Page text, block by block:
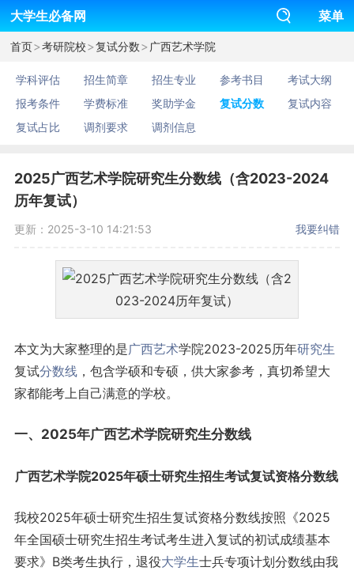
大学生必备网 菜单
首页>考研院校>复试分数> 广西艺术学院
学科评估 招生简章 招生专业 参考书目
考试大纲
报考条件
学费标准 奖助学金 复试分数
复试内容
复试占比
调剂要求 调剂信息
2025广西艺术学院研究生分数线（含2023-2024
历年复试）
更新：2025-3-10 14:21:53 我要纠错
本文为大家整理的是广西艺术学院2023-2025历年研究生
复试分数线，包含学硕和专硕，供大家参考，真切希望大
家都能考上自己满意的学校。
一、2025年广西艺术学院研究生分数线
广西艺术学院2025年硕士研究生招生考试复试资格分数线
我校2025年硕士研究生招生复试资格分数线按照《2025
年全国硕士研究生招生考试考生进入复试的初试成绩基本
要求》B类考生执行，退役大学生士兵专项计划分数线由我